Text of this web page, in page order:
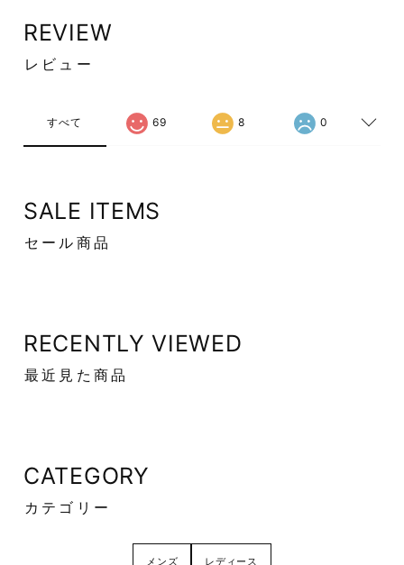
REVIEW
レビュー
すべて 69 8 0
SALE ITEMS
セール商品
RECENTLY VIEWED
最近見た商品
CATEGORY
カテゴリー
メンズ レディース